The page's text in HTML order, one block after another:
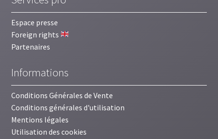
Espace presse
Foreign rights
Partenaires
Informations
Conditions Générales de Vente
Conditions générales d'utilisation
Mentions légales
Utilisation des cookies